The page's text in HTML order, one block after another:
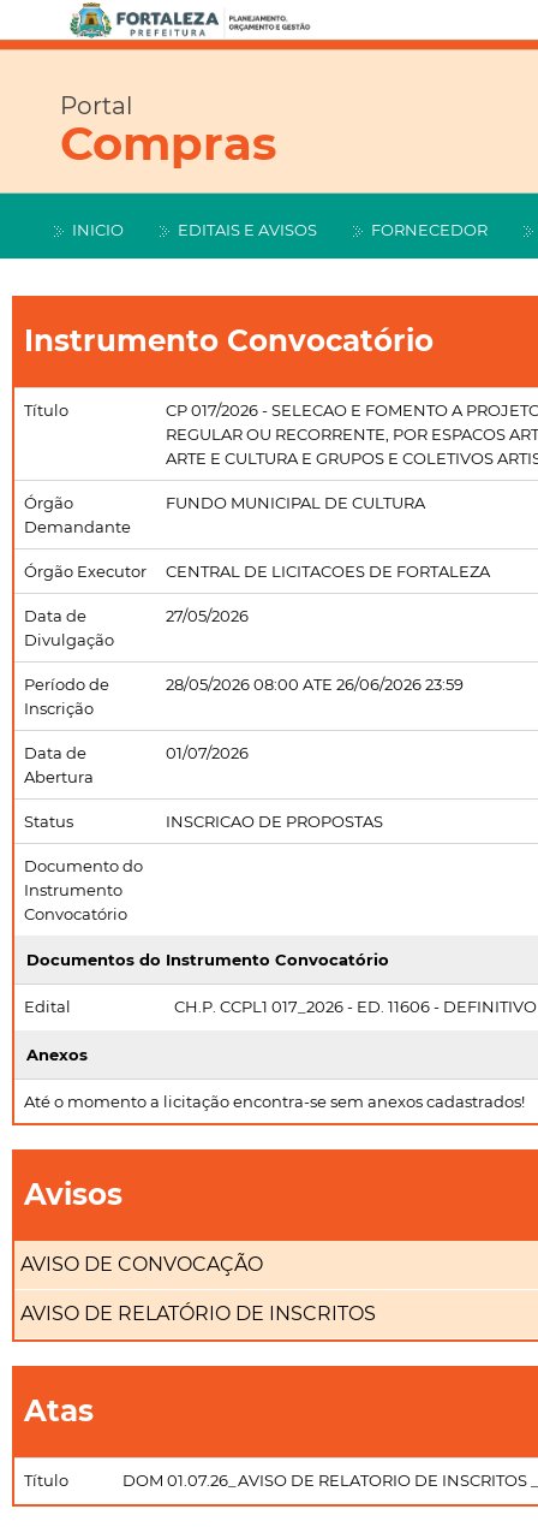
Portal
Compras
INICIO EDITAIS E AVISOS FORNECEDOR
Instrumento Convocatório
Título
CP 017/2026 - SELECAO E FOMENTO A
REGULAR OU RECORRENTE, POR ESPACOS
ARTE E CULTURA E GRUPOS E COLETIVOS
Órgão
Demandante
FUNDO MUNICIPAL DE CULTURA
Órgão Executor CENTRAL DE LICITACOES DE FORTALEZA
Data de
Divulgação
27/05/2026
Período de
Inscrição
28/05/2026 08:00 ATE 26/06/2026 23:59
Data de
Abertura
01/07/2026
Status INSCRICAO DE PROPOSTAS
Documento do
Instrumento
Convocatório
Documentos do Instrumento Convocatório
Edital CH.P. CCPL1 017_2026 - ED. 11606 -
Anexos
Até o momento a licitação encontra-se sem anexos cadastrados!
Avisos
AVISO DE CONVOCAÇÃO
AVISO DE RELATÓRIO DE INSCRITOS
Atas
Título DOM 01.07.26_AVISO DE RELATORIO DE INSCRITOS